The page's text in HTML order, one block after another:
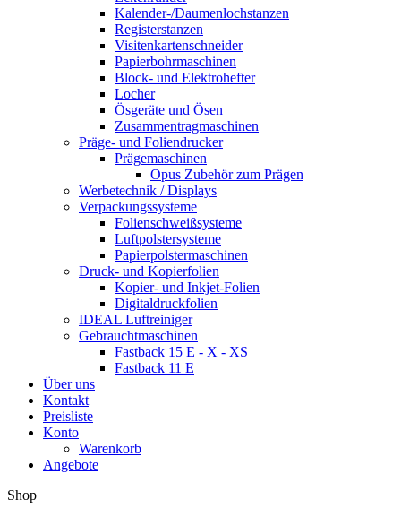
Kalender-/Daumenlochstanzen
Registerstanzen
Visitenkartenschneider
Papierbohrmaschinen
Block- und Elektrohefter
Locher
Ösgeräte und Ösen
Zusammentragmaschinen
Präge- und Foliendrucker
Prägemaschinen
Opus Zubehör zum Prägen
Werbetechnik / Displays
Verpackungssysteme
Folienschweißsysteme
Luftpolstersysteme
Papierpolstermaschinen
Druck- und Kopierfolien
Kopier- und Inkjet-Folien
Digitaldruckfolien
IDEAL Luftreiniger
Gebrauchtmaschinen
Fastback 15 E - X - XS
Fastback 11 E
Über uns
Kontakt
Preisliste
Konto
Warenkorb
Angebote
Shop